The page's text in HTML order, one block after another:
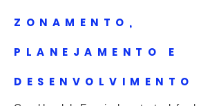
ZONAMENTO,
PLANEJAMENTO E
DESENVOLVIMENTO